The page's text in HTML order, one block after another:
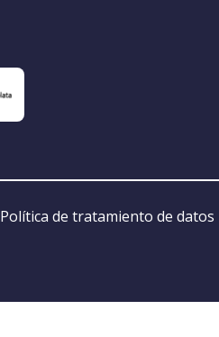
Política de tratamiento de datos